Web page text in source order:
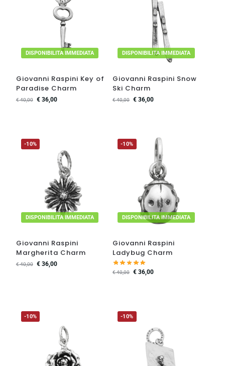
DISPONIBILITA IMMEDIATA
Giovanni Raspini Key of
Paradise Charm
€40,00 €36,00
DISPONIBILITA IMMEDIATA
Giovanni Raspini Snow
Ski Charm
€40,00 € 36,00
-10%
DISPONIBILITA IMMEDIATA
Giovanni Raspini
Margherita Charm
€40,00 €36,00
-10%
DISPONIBILITA IMMEDIATA
Giovanni Raspini
Ladybug Charm
€40,00 € 36,00
-10% -10%